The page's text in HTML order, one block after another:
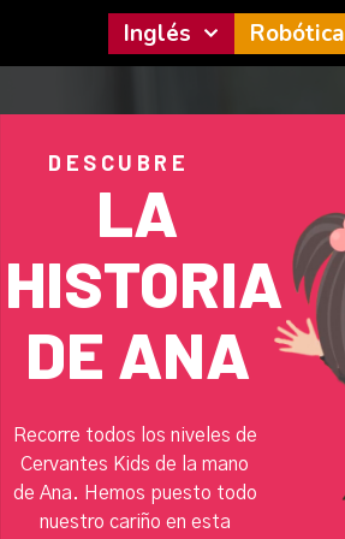
Inglés Robótica
DESCUBRE
LA
HISTORIA
DE ANA
Recorre todos los niveles de
Cervantes Kids de la mano
de Ana. Hemos puesto todo
nuestro cariño en esta